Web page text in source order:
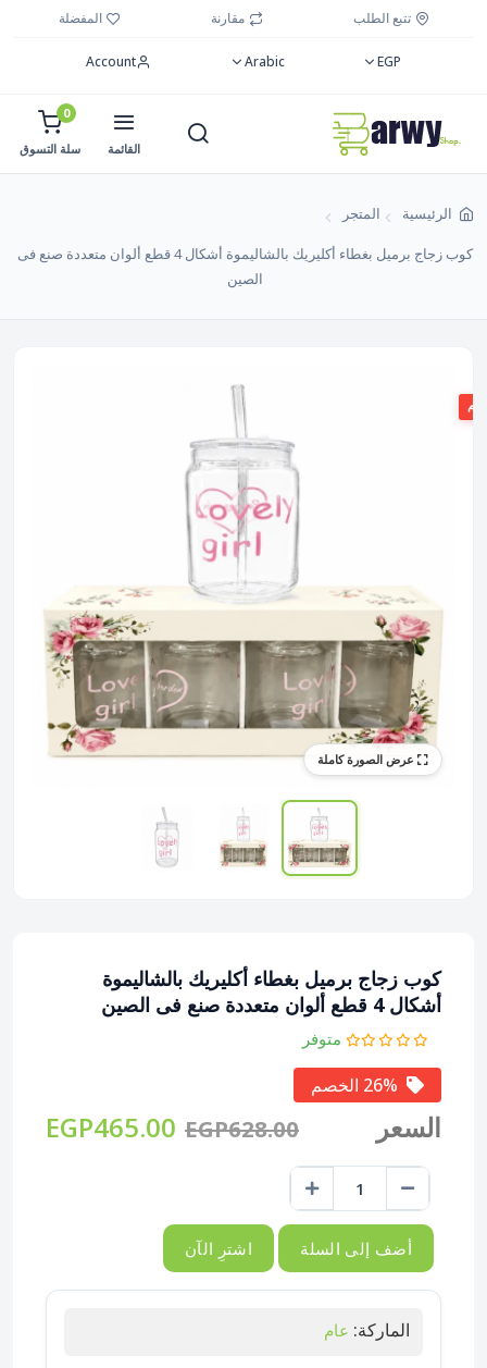
تتبع الطلب مقارنة المفضلة
EGP
Arabic
Account
القائمة
0
سلة التسوق
الرئيسية المتجر
كوب زجاج برميل بغطاء أكليريك بالشاليموة أشكال 4 قطع ألوان متعددة صنع فى
الصين
كوب زجاج برميل بغطاء أكليريك بالشاليموة
أشكال 4 قطع ألوان متعددة صنع فى الصين
متوفر
السعر EGP628.00
EGP465.00
أضف إلى السلة اشترِ الآن
الماركة: عام